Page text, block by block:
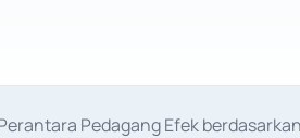
Pedagang Efek